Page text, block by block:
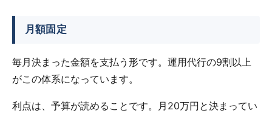
月額固定
毎月決まった金額を支払う形です。運用代行の9割以上
がこの体系になっています。
利点は、予算が読めることです。月20万円と決まってい